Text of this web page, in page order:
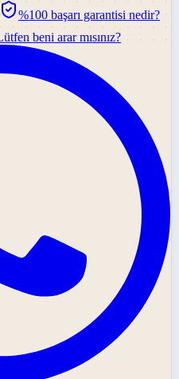
%100 başarı garantisi nedir?
beni arar mısınız?